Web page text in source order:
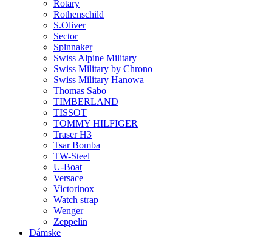
Rotary
Rothenschild
S.Oliver
Sector
Spinnaker
Swiss Alpine Military
Swiss Military by Chrono
Swiss Military Hanowa
Thomas Sabo
TIMBERLAND
TISSOT
TOMMY HILFIGER
Traser H3
Tsar Bomba
TW-Steel
U-Boat
Versace
Victorinox
Watch strap
Wenger
Zeppelin
Dámske